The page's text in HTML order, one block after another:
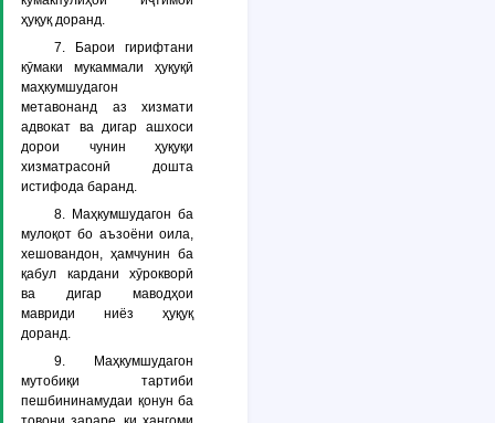
ҳуқуқ доранд.
7. Барои гирифтани
кӯмаки мукаммали ҳуқуқӣ
маҳкумшудагон
метавонанд аз хизмати
адвокат ва дигар ашхоси
дорои чунин ҳуқуқи
хизматрасонӣ дошта
истифода баранд.
8. Маҳкумшудагон ба
мулоқот бо аъзоёни оила,
хешовандон, ҳамчунин ба
қабул кардани хӯрокворӣ
ва дигар маводҳои
мавриди ниёз ҳуқуқ
доранд.
9. Маҳкумшудагон
мутобиқи тартиби
пешбининамудаи қонун ба